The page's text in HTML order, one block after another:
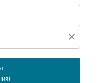
close